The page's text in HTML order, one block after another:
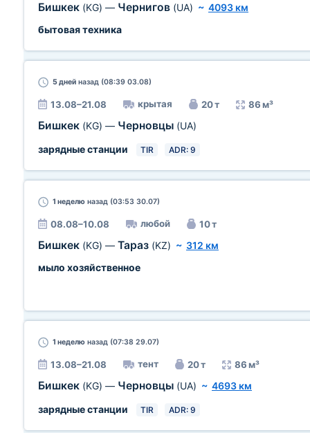
Бишкек (KG) — Чернигов (UA) ~ 4093 км
бытовая техника
5 дней назад (08:39 03.08)
13.08–21.08 крытая 20 т 86 м³
Бишкек (KG) — Черновцы (UA)
зарядные станции
TIR ADR: 9
1 неделю назад (03:53 30.07)
08.08–10.08 любой 10 т
Бишкек (KG) — Тараз (KZ) ~ 312 км
мыло хозяйственное
1 неделю назад (07:38 29.07)
13.08–21.08 тент 20 т 86 м³
Бишкек (KG) — Черновцы (UA) ~ 4693 км
зарядные станции
TIR ADR: 9